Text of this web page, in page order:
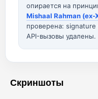
опирается на
Mishaal Rahman (ex-
проверена:
API-вызовы удалены.
Скриншоты